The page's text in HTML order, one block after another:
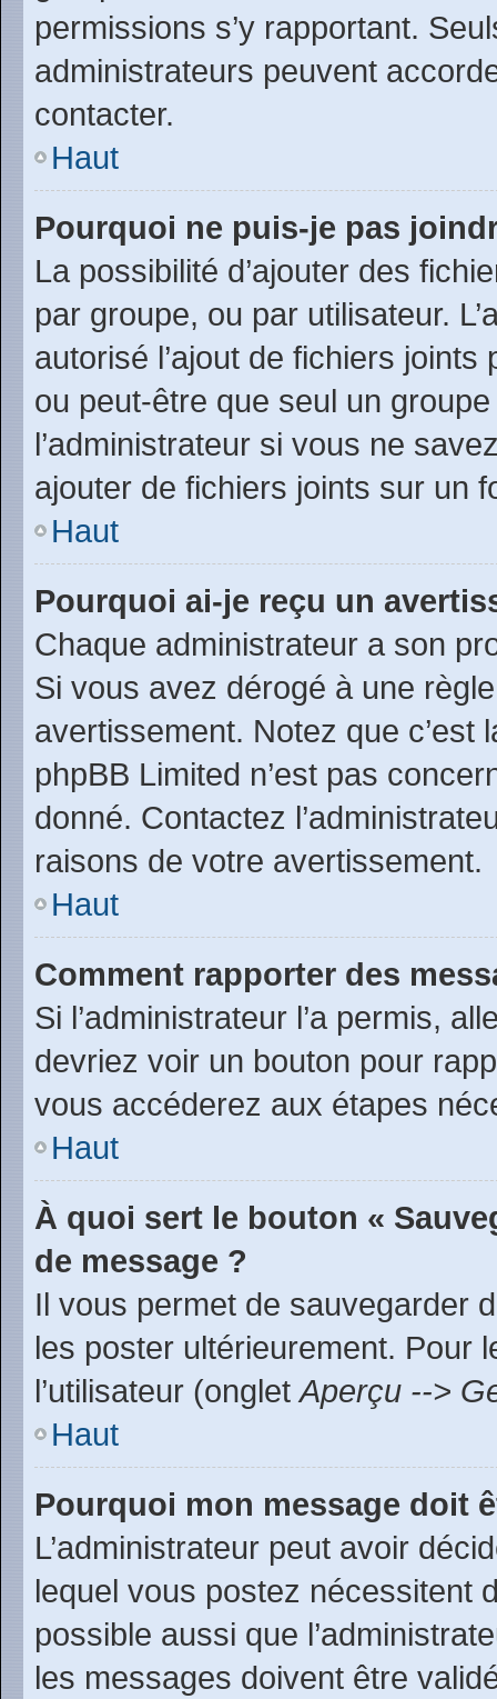
permissions s’y rapportant.
administrateurs peuvent
contacter.
Haut
Pourquoi ne puis-je pas
La possibilité d’ajouter des
par groupe, ou par utilisateur.
autorisé l’ajout de fichiers
ou peut-être que seul un
l’administrateur si vous ne
ajouter de fichiers joints sur un
Haut
Pourquoi ai-je reçu un
Chaque administrateur a son
Si vous avez dérogé à une
avertissement. Notez que c’est
phpBB Limited n’est pas
donné. Contactez
raisons de votre avertissement.
Haut
Comment rapporter des
Si l’administrateur l’a permis,
devriez voir un bouton pour
vous accéderez aux étapes
Haut
À quoi sert le bouton «
de message ?
Il vous permet de sauvegarder
les poster ultérieurement. Pour
l’utilisateur (ongletAperçu -->
Haut
Pourquoi mon message doit
L’administrateur peut avoir
lequel vous postez nécessitent
possible aussi que
les messages doivent être